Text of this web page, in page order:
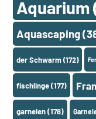
Aquarium
Aquascaping
der Schwarm(172)
fischlinge(177)
garnelen(178)